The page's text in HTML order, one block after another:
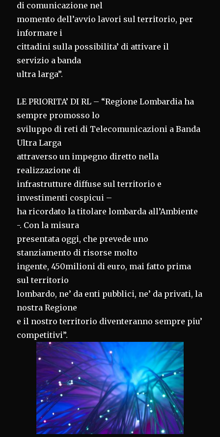
di comunicazione nel
momento dell’avvio lavori sul territorio, per
informare i
cittadini sulla possibilita’ di attivare il
servizio a banda
ultra larga”.
LE PRIORITA’ DI RL – “Regione Lombardia ha
sempre promosso lo
sviluppo di reti di Telecomunicazioni a Banda
Ultra Larga
attraverso un impegno diretto nella
realizzazione di
infrastrutture diffuse sul territorio e
investimenti cospicui –
ha ricordato la titolare lombarda all’Ambiente
-. Con la misura
presentata oggi, che prevede uno
stanziamento di risorse molto
ingente, 450milioni di euro, mai fatto prima
sul territorio
lombardo, ne’ da enti pubblici, ne’ da privati, la
nostra Regione
e il nostro territorio diventeranno sempre piu’
competitivi”.